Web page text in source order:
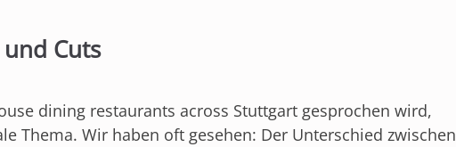
Cuts
dining restaurants across Stuttgart gesprochen wird,
Thema. Wir haben oft gesehen: Der Unterschied zwischen